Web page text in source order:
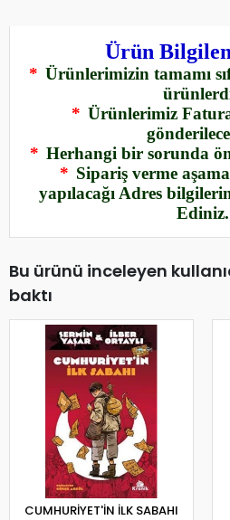
Ürün
* Ürünlerimizin tamamı
* Ürünlerimiz
* Herhangi bir sorunda
* Sipariş verme
yapılacağı Adres
Ediniz.
Bu ürünü inceleyen
baktı
CUMHURİYET'İN İLK SABAHI